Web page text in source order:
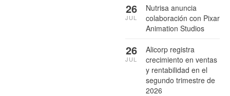
Nutrisa anuncia
colaboración con Pixar
Animation Studios
26
JUL
Alicorp registra
crecimiento en ventas
y rentabilidad en el
segundo trimestre de
2026
26
JUL